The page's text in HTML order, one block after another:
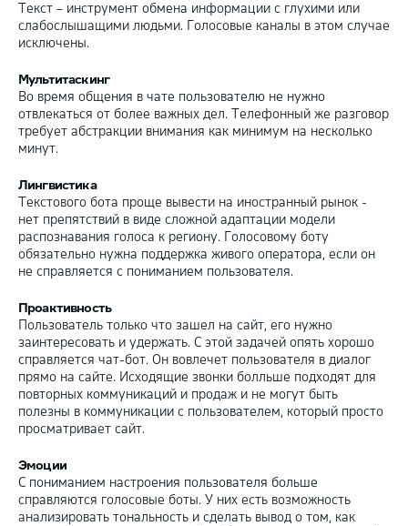
Текст – инструмент обмена информации с глухими или
слабослышащими людьми. Голосовые каналы в этом случае
исключены.
Мультитаскинг
Во время общения в чате пользователю не нужно
отвлекаться от более важных дел. Телефонный же разговор
требует абстракции внимания как минимум на несколько
минут.
Лингвистика
Текстового бота проще вывести на иностранный рынок -
нет препятствий в виде сложной адаптации модели
распознавания голоса к региону. Голосовому боту
обязательно нужна поддержка живого оператора, если он
не справляется с пониманием пользователя.
Проактивность
Пользователь только что зашел на сайт, его нужно
заинтересовать и удержать. С этой задачей опять хорошо
справляется чат-бот. Он вовлечет пользователя в диалог
прямо на сайте. Исходящие звонки болльше подходят для
повторных коммуникаций и продаж и не могут быть
полезны в коммуникации с пользователем, который просто
просматривает сайт.
Эмоции
С пониманием настроения пользователя больше
справляются голосовые боты. У них есть возможность
анализировать тональность и сделать вывод о том, как